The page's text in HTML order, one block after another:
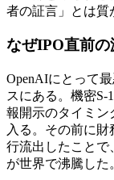
者の証言」とは質
なぜIPO直前
OpenAIにとって
スにある。機密
報開示のタイミン
入る。その前に
行流出したことで
が世界で沸騰した